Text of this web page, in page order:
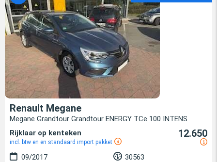
Renault Megane
Megane Grandtour Grandtour ENERGY TCe 100 INTENS
Rijklaar op kenteken
incl. btw en en standaard import pakket
12.650
09/2017
30563